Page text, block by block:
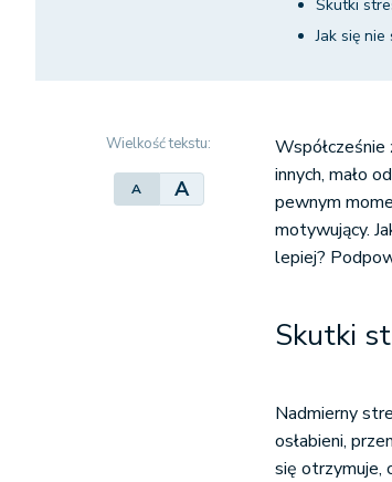
Skutki
Jak się
Wielkość tekstu:
A A
Współcześnie
innych, mało
pewnym
motywujący.
lepiej?
Skutki
Nadmierny
osłabieni,
się otrzymuje,